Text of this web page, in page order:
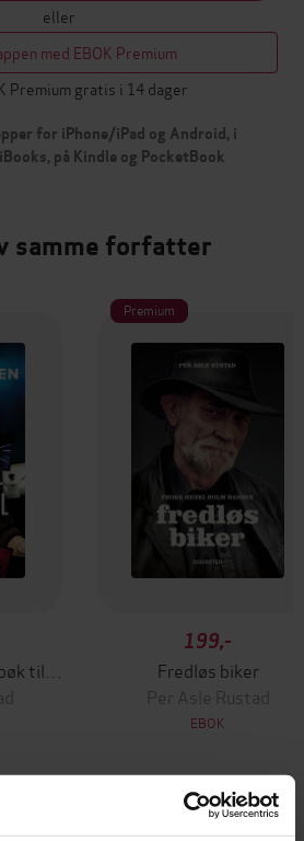
eller
med EBOK Premium
Premium gratis i 14 dager
for iPhone/iPad og Android, i
på Kindle og PocketBook
samme forfatter
Premium
199,-
Fredløs biker
Per Asle Rustad
EBOK